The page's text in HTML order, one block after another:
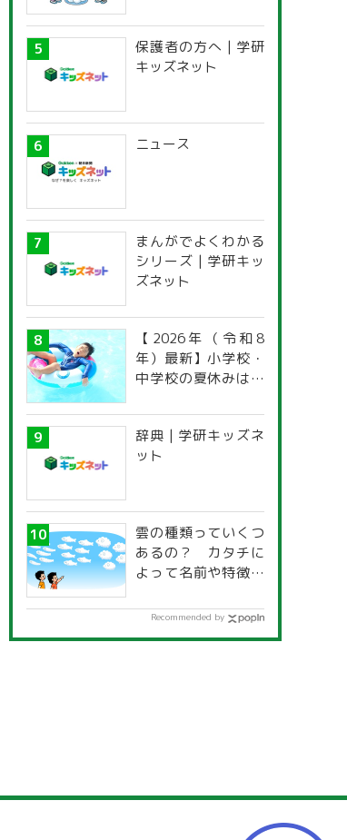
保護者の方へ | 学研
キッズネット
ニュース
まんがでよくわかる
シリーズ | 学研キッ
ズネット
【2026年（令和8
年）最新】小学校・
中学校の夏休みはい
道府県別「夏季休暇
一覧」
辞典 | 学研キッズネ
ット
雲の種類っていくつ
あるの？ カタチに
よって名前や特徴が
Recommended by